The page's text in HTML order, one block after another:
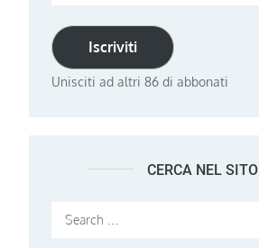
Iscriviti
Unisciti ad altri 86 di abbonati
CERCA NEL SITO
Search